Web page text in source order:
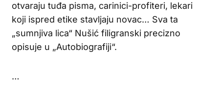
otvaraju tuđa pisma, carinici-profiteri, lekari
koji ispred etike stavljaju novac… Sva ta
„sumnjiva lica“ Nušić filigranski precizno
opisuje u „Autobiografiji“.
…